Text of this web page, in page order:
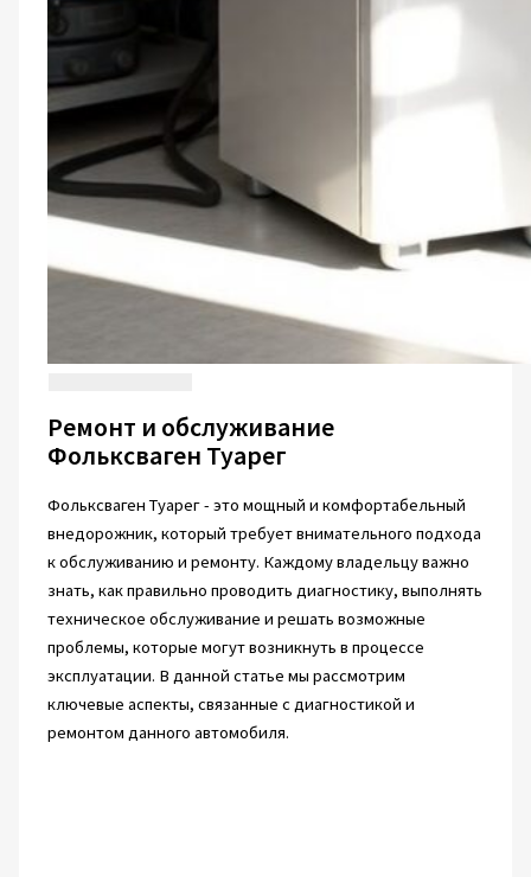
Ремонт и обслуживание
Фольксваген Туарег
Фольксваген Туарег - это мощный и комфортабельный
внедорожник, который требует внимательного подхода
к обслуживанию и ремонту. Каждому владельцу важно
знать, как правильно проводить диагностику, выполнять
техническое обслуживание и решать возможные
проблемы, которые могут возникнуть в процессе
эксплуатации. В данной статье мы рассмотрим
ключевые аспекты, связанные с диагностикой и
ремонтом данного автомобиля.